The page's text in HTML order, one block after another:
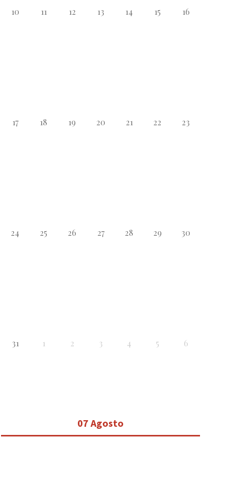
10 11 12 13 14 15 16
17 18 19 20 21 22 23
24 25 26 27 28 29 30
31 1 2 3 4 5 6
07 Agosto